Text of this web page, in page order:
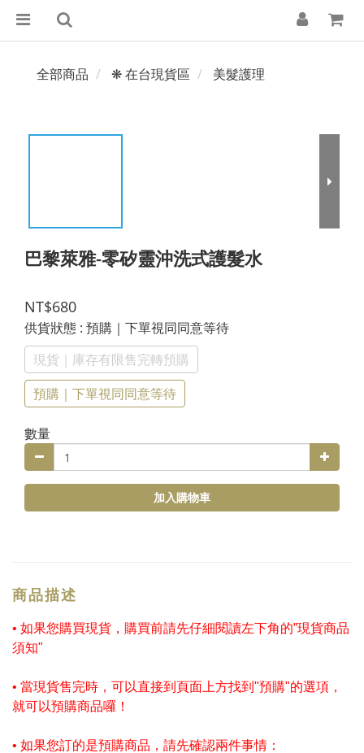
全部商品 ❋ 在台現貨區 美髮護理
巴黎萊雅-零矽靈沖洗式護髮水
NT$680
供貨狀態 : 預購｜下單視同同意等待
現貨｜庫存有限售完轉預購
預購｜下單視同同意等待
數量
加入購物車
商品描述
• 如果您購買現貨，購買前請先仔細閱讀左下角的”現貨商品
須知"
• 當現貨售完時，可以直接到頁面上方找到"預購"的選項，
就可以預購商品囉！
• 如果您訂的是預購商品，請先確認兩件事情：